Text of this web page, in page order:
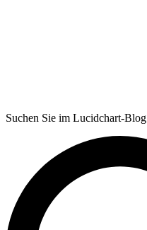
Suchen Sie im Lucidchart-Blog